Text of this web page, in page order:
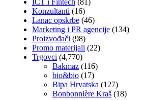
Konzultanti (16)
Lanac opskrbe (46)
Marketing i PR agencije (134)
Proizvođači (98)
Promo materijali (22)
Trgovci (4,770)
Bakmaz (116)
bio&bio (17)
Bipa Hrvatska (127)
Bonbonnière Kraš (18)